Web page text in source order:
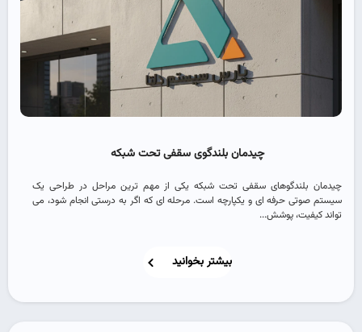
چیدمان بلندگوی سقفی تحت شبکه
چیدمان بلندگوهای سقفی تحت شبکه یکی از مهم ‌ترین مراحل در طراحی یک
سیستم صوتی حرفه ‌ای و یکپارچه است. مرحله ‌ای که اگر به‌ درستی انجام شود، می
‌تواند کیفیت، پوشش...
بیشتر بخوانید